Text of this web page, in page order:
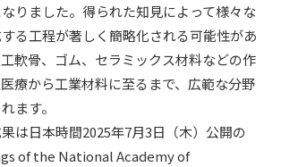
りました。得られた知見によって様々な
る工程が著しく簡略化される可能性があ
軟骨、ゴム、セラミックス材料などの作
療から工業材料に至るまで、広範な分野
ます。
は日本時間2025年7月3日（木）公開の
of the National Academy of